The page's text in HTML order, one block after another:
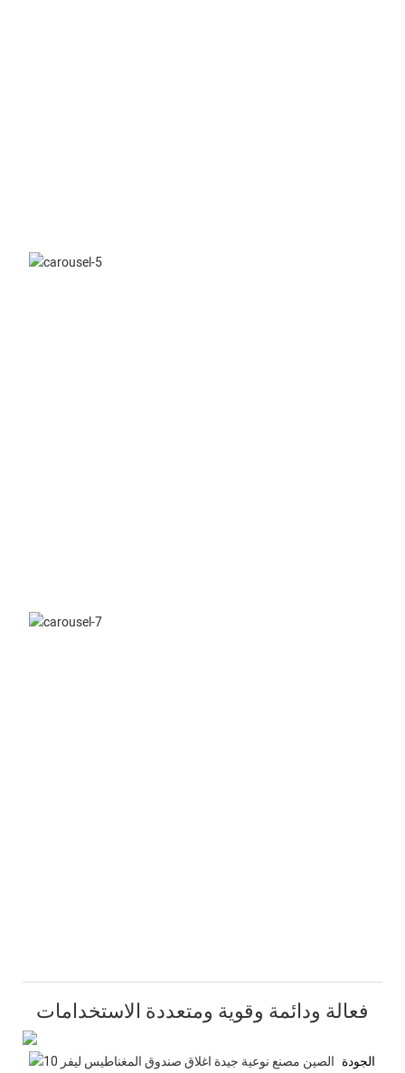
فعالة ودائمة وقوية ومتعددة الاستخدامات
الجودة